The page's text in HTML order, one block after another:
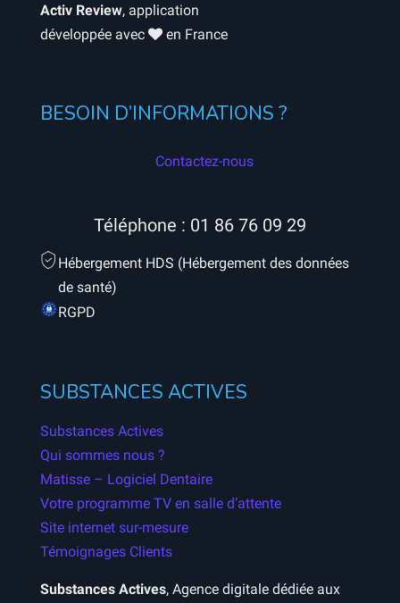
Activ Review, application
développée avec
en France
BESOIN D’INFORMATIONS ?
Contactez-nous
Téléphone : 01 86 76 09 29
Hébergement HDS (Hébergement des données
de santé)
RGPD
SUBSTANCES ACTIVES
Substances Actives
Qui sommes nous ?
Matisse – Logiciel Dentaire
Votre programme TV en salle d’attente
Site internet sur-mesure
Témoignages Clients
Substances Actives, Agence digitale dédiée aux